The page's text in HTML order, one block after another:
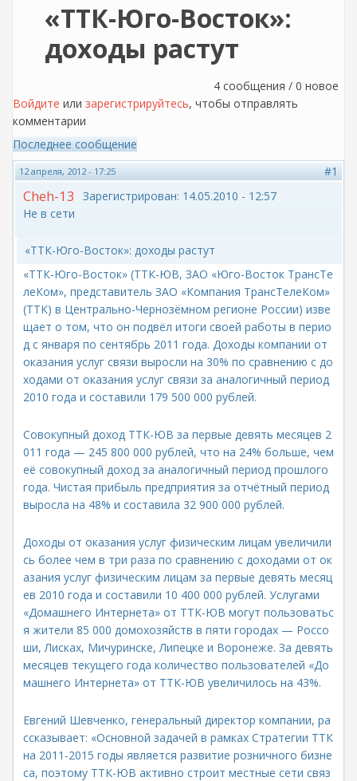
«ТТК-Юго-Восток»:
доходы растут
4 сообщения / 0 новое
Войдите или зарегистрируйтесь, чтобы отправлять
комментарии
Последнее сообщение
12 апреля, 2012 - 17:25 #1
Cheh-13
Не в сети
Зарегистрирован: 14.05.2010 - 12:57
«ТТК-Юго-Восток»: доходы растут
«ТТК-Юго-Восток» (ТТК-ЮВ, ЗАО «Юго-Восток ТрансТе
леКом», представитель ЗАО «Компания ТрансТелеКом»
(ТТК) в Центрально-Чернозёмном регионе России) изве
щает о том, что он подвёл итоги своей работы в перио
д с января по сентябрь 2011 года. Доходы компании от
оказания услуг связи выросли на 30% по сравнению с до
ходами от оказания услуг связи за аналогичный период
2010 года и составили 179 500 000 рублей.
Совокупный доход ТТК-ЮВ за первые девять месяцев 2
011 года — 245 800 000 рублей, что на 24% больше, чем
её совокупный доход за аналогичный период прошлого
года. Чистая прибыль предприятия за отчётный период
выросла на 48% и составила 32 900 000 рублей.
Доходы от оказания услуг физическим лицам увеличили
сь более чем в три раза по сравнению с доходами от ок
азания услуг физическим лицам за первые девять месяц
ев 2010 года и составили 10 400 000 рублей. Услугами
«Домашнего Интернета» от ТТК-ЮВ могут пользоватьс
я жители 85 000 домохозяйств в пяти городах — Россо
ши, Лисках, Мичуринске, Липецке и Воронеже. За девять
месяцев текущего года количество пользователей «До
машнего Интернета» от ТТК-ЮВ увеличилось на 43%.
Евгений Шевченко, генеральный директор компании, ра
ссказывает: «Основной задачей в рамках Стратегии ТТК
на 2011-2015 годы является развитие розничного бизне
са, поэтому ТТК-ЮВ активно строит местные сети связ